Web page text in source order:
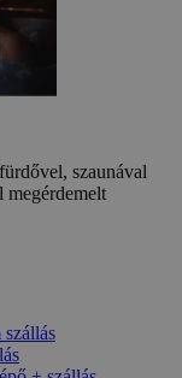
szaunával
megérdemelt